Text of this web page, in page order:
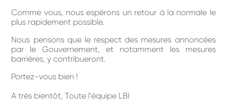
Comme vous, nous espérons un retour à la normale le
plus rapidement possible.
Nous pensons que le respect des mesures annoncées
par le Gouvernement, et notamment les mesures
barrières, y contribueront.
Portez-vous bien !
A très bientôt, Toute l’équipe LBI